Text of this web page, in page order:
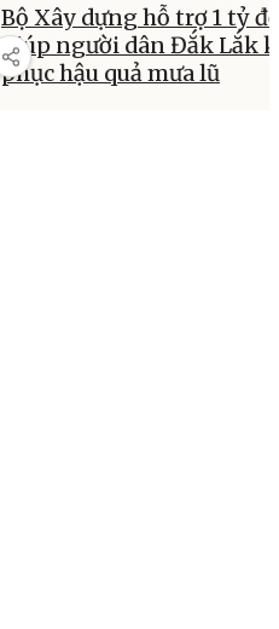
Bộ Xây dựng hỗ trợ 1 tỷ
giúp người dân Đắk Lắk
phục hậu quả mưa lũ